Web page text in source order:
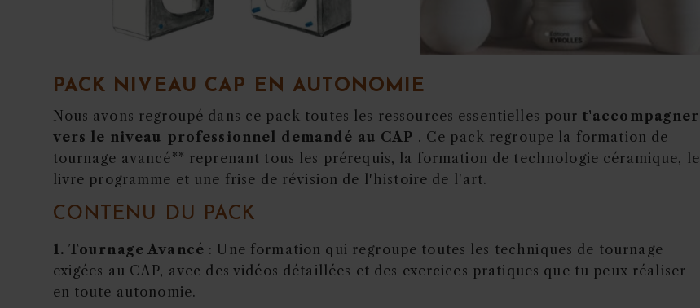
PACK NIVEAU CAP EN AUTONOMIE
Nous avons regroupé dans ce pack toutes les ressources essentielles pour t'accompagner
vers le niveau professionnel demandé au CAP . Ce pack regroupe la formation de
tournage avancé** reprenant tous les prérequis, la formation de technologie céramique, le
livre programme et une frise de révision de l'histoire de l'art.
CONTENU DU PACK
1. Tournage Avancé : Une formation qui regroupe toutes les techniques de tournage
exigées au CAP, avec des vidéos détaillées et des exercices pratiques que tu peux réaliser
en toute autonomie.